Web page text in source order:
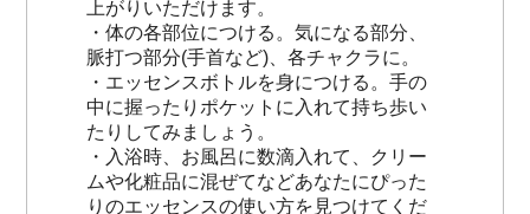
上がりいただけます。
・体の各部位につける。気になる部分、
脈打つ部分(手首など)、各チャクラに。
・エッセンスボトルを身につける。手の
中に握ったりポケットに入れて持ち歩い
たりしてみましょう。
・入浴時、お風呂に数滴入れて、クリー
ムや化粧品に混ぜてなどあなたにぴった
りのエッセンスの使い方を見つけてくだ